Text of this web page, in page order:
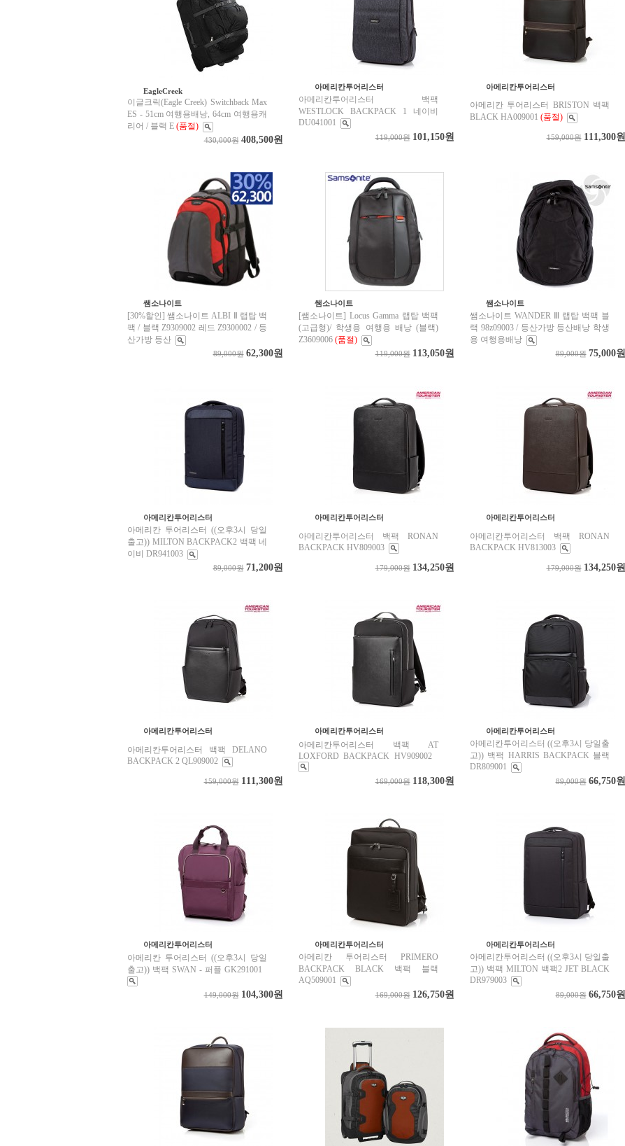
EagleCreek
이글크릭(Eagle Creek) Switchback Max
ES - 51cm 여행용배낭, 64cm 여행용캐
리어 / 블랙 E (품절)
430,000원 408,500원
아메리칸투어리스터
아메리칸투어리스터 백팩
WESTLOCK BACKPACK 1 네이비
DU041001
119,000원 101,150원
아메리칸투어리스터
아메리칸 투어리스터 BRISTON 백팩
BLACK HA009001 (품절)
159,000원 111,300원
쌤소나이트
[30%할인] 쌤소나이트 ALBI Ⅱ 랩탑 백
팩 / 블랙 Z9309002 레드 Z9300002 / 등
산가방 등산
89,000원 62,300원
쌤소나이트
[쌤소나이트] Locus Gamma 랩탑 백팩
(고급형)/ 학생용 여행용 배낭 (블랙)
Z3609006 (품절)
119,000원 113,050원
쌤소나이트
쌤소나이트 WANDER Ⅲ 랩탑 백팩 블
랙 98z09003 / 등산가방 등산배낭 학생
용 여행용배낭
89,000원 75,000원
아메리칸투어리스터
아메리칸 투어리스터 ((오후3시 당일
출고)) MILTON BACKPACK2 백팩 네
이비 DR941003
89,000원 71,200원
아메리칸투어리스터
아메리칸투어리스터 백팩 RONAN
BACKPACK HV809003
179,000원 134,250원
아메리칸투어리스터
아메리칸투어리스터 백팩 RONAN
BACKPACK HV813003
179,000원 134,250원
아메리칸투어리스터
아메리칸투어리스터 백팩 DELANO
BACKPACK 2 QL909002
159,000원 111,300원
아메리칸투어리스터
아메리칸투어리스터 백팩 AT
LOXFORD BACKPACK HV909002
169,000원 118,300원
아메리칸투어리스터
아메리칸투어리스터 ((오후3시 당일출
고)) 백팩 HARRIS BACKPACK 블랙
DR809001
89,000원 66,750원
아메리칸투어리스터
아메리칸 투어리스터 ((오후3시 당일
출고)) 백팩 SWAN - 퍼플 GK291001
149,000원 104,300원
아메리칸투어리스터
아메리칸 투어리스터 PRIMERO
BACKPACK BLACK 백팩 블랙
AQ509001
169,000원 126,750원
아메리칸투어리스터
아메리칸투어리스터 ((오후3시 당일출
고)) 백팩 MILTON 백팩2 JET BLACK
DR979003
89,000원 66,750원